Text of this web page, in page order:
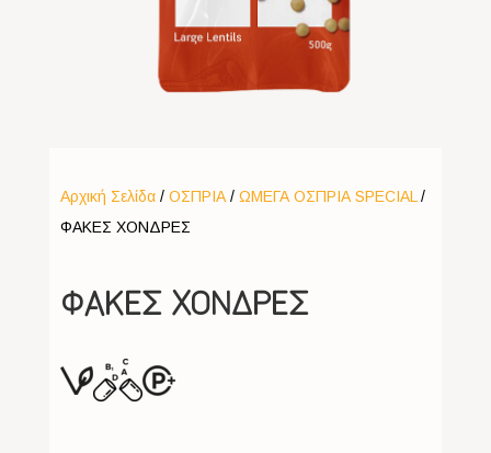
Αρχική Σελίδα/ ΟΣΠΡΙΑ/ ΩΜΕΓΑ ΟΣΠΡΙΑ SPECIAL /
ΦΑΚΕΣ ΧΟΝΔΡΕΣ
ΦΑΚΕΣ ΧΟΝΔΡΕΣ